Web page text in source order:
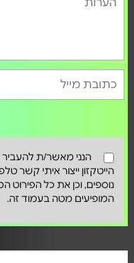
הנני מאשר/ת להעביר
הייטקזון ייצור איתי קשר
נוספים, וכן את כל
המופיעים מטה בעמוד זה.